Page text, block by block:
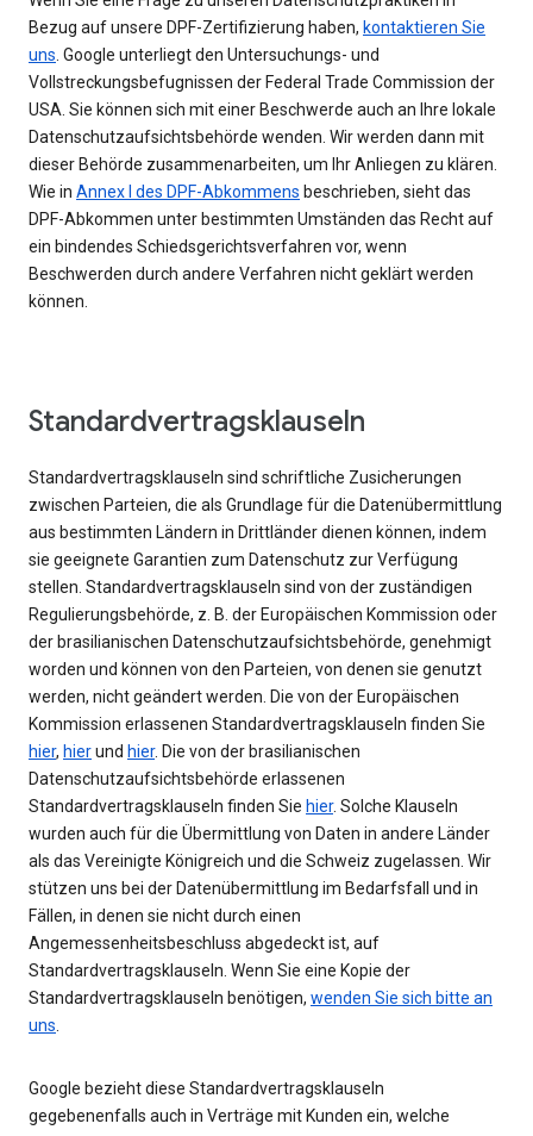
Bezug auf unsere DPF-Zertifizierung haben, kontaktieren Sie
uns. Google unterliegt den Untersuchungs- und
Vollstreckungsbefugnissen der Federal Trade Commission der
USA. Sie können sich mit einer Beschwerde auch an Ihre lokale
Datenschutzaufsichtsbehörde wenden. Wir werden dann mit
dieser Behörde zusammenarbeiten, um Ihr Anliegen zu klären.
Wie in Annex I des DPF-Abkommens beschrieben, sieht das
DPF-Abkommen unter bestimmten Umständen das Recht auf
ein bindendes Schiedsgerichtsverfahren vor, wenn
Beschwerden durch andere Verfahren nicht geklärt werden
können.
Standardvertragsklauseln
Standardvertragsklauseln sind schriftliche Zusicherungen
zwischen Parteien, die als Grundlage für die Datenübermittlung
aus bestimmten Ländern in Drittländer dienen können, indem
sie geeignete Garantien zum Datenschutz zur Verfügung
stellen. Standardvertragsklauseln sind von der zuständigen
Regulierungsbehörde, z. B. der Europäischen Kommission oder
der brasilianischen Datenschutzaufsichtsbehörde, genehmigt
worden und können von den Parteien, von denen sie genutzt
werden, nicht geändert werden. Die von der Europäischen
Kommission erlassenen Standardvertragsklauseln finden Sie
hier, hierund hier. Die von der brasilianischen
Datenschutzaufsichtsbehörde erlassenen
Standardvertragsklauseln finden Sie hier. Solche Klauseln
wurden auch für die Übermittlung von Daten in andere Länder
als das Vereinigte Königreich und die Schweiz zugelassen. Wir
stützen uns bei der Datenübermittlung im Bedarfsfall und in
Fällen, in denen sie nicht durch einen
Angemessenheitsbeschluss abgedeckt ist, auf
Standardvertragsklauseln. Wenn Sie eine Kopie der
Standardvertragsklauseln benötigen, wenden Sie sich bitte an
uns.
Google bezieht diese Standardvertragsklauseln
gegebenenfalls auch in Verträge mit Kunden ein, welche